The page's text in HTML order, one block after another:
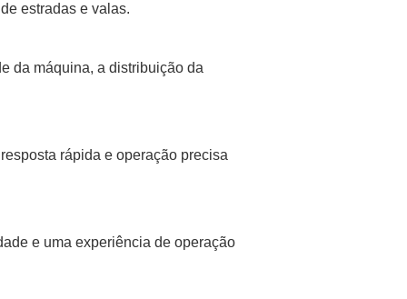
estradas e valas.
da máquina, a distribuição da
rápida e operação precisa
e uma experiência de operação